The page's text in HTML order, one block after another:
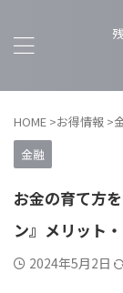
HOME >お得情報 >
金融
お金の育て方
ン』メリット
2024年5月2日